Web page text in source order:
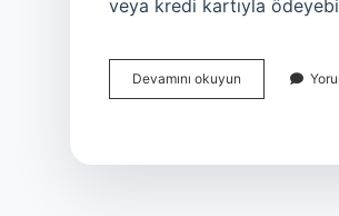
veya kredi kartıyla
Devamını okuyun
Bedelini